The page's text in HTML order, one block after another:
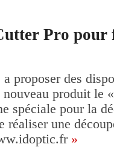
Pro pour
proposer des
nouveau produit le
spéciale pour la
réaliser une
»